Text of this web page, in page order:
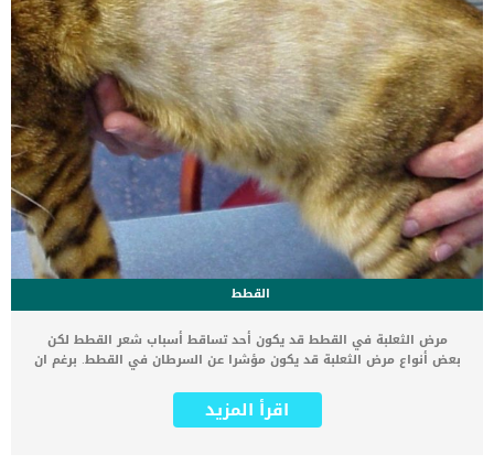
القطط
مرض الثعلبة في القطط قد يكون أحد تساقط أسباب شعر القطط لكن
بعض أنواع مرض الثعلبة قد يكون مؤشرا عن السرطان في القطط. برغم ان
لكن معظم القطط التي تعاني من أحد انواع الثعلبة والمسمى
بارانوبلاستيك – paranoplastic alopecia ثبت أنها تعاني من سرطاناقرأ المزيد